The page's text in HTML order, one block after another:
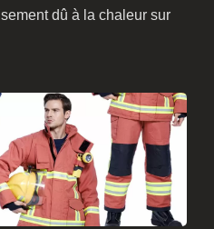
dû à la chaleur sur